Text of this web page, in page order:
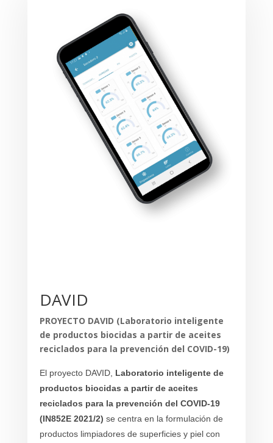
DAVID
PROYECTO DAVID (Laboratorio inteligente
de productos biocidas a partir de aceites
reciclados para la prevención del COVID-19)
El proyecto DAVID, Laboratorio inteligente de
productos biocidas a partir de aceites
reciclados para la prevención del COVID-19
(IN852E 2021/2) se centra en la formulación de
productos limpiadores de superficies y piel con